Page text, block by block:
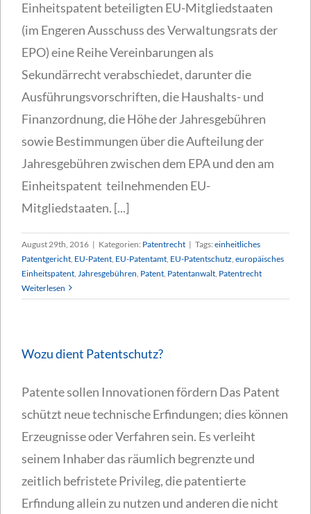
Einheitspatent beteiligten EU-Mitgliedstaaten
(im Engeren Ausschuss des Verwaltungsrats der
EPO) eine Reihe Vereinbarungen als
Sekundärrecht verabschiedet, darunter die
Ausführungsvorschriften, die Haushalts- und
Finanzordnung, die Höhe der Jahresgebühren
sowie Bestimmungen über die Aufteilung der
Jahresgebühren zwischen dem EPA und den am
Einheitspatent teilnehmenden EU-
Mitgliedstaaten. [...]
August 29th, 2016 | Kategorien: Patentrecht | Tags: einheitliches
Patentgericht EU-Patent EU-Patentamt EU-Patentschutz europäisches
Einheitspatent Jahresgebühren Patent Patentanwalt Patentrecht
Weiterlesen
Wozu dient Patentschutz?
Patente sollen Innovationen fördern Das Patent
schützt neue technische Erfindungen; dies können
Erzeugnisse oder Verfahren sein. Es verleiht
seinem Inhaber das räumlich begrenzte und
zeitlich befristete Privileg, die patentierte
Erfindung allein zu nutzen und anderen die nicht